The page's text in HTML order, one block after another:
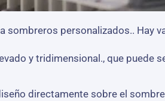
sombreros personalizados.. Hay
y tridimensional., que puede
directamente sobre el